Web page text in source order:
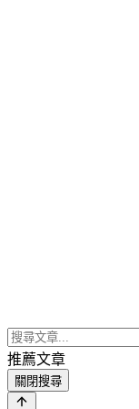
推薦文章
關閉搜尋